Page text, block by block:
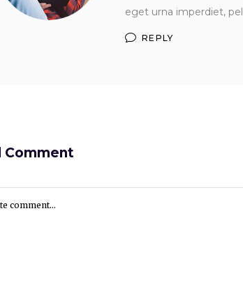
eget urna imperdiet,
REPLY
Comment